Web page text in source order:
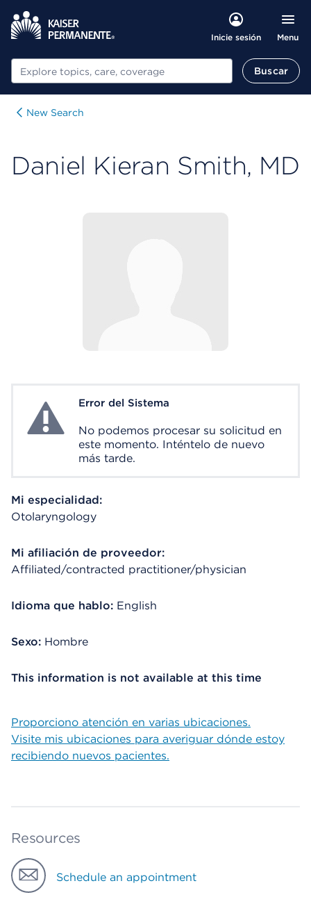
Inicie sesión Menu
Buscar Buscar
New Search
Daniel Kieran Smith, MD
System ErrorError del Sistema
No podemos procesar su solicitud en
este momento. Inténtelo de nuevo
más tarde.
Mi especialidad:
Otolaryngology
Mi afiliación de proveedor:
Affiliated/contracted practitioner/physician
Idioma que hablo: English
Sexo: Hombre
This information is not available at this time
Proporciono atención en varias ubicaciones.
Visite mis ubicaciones para averiguar dónde estoy
recibiendo nuevos pacientes.
Resources
Schedule an appointment